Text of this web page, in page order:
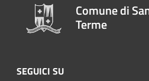
Comune di
Terme
SEGUICI SU